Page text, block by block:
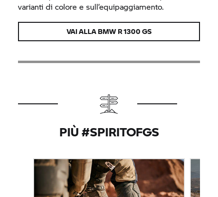
varianti di colore e sull’equipaggiamento.
VAI ALLA BMW R 1300 GS
PIÙ #SPIRITOFGS